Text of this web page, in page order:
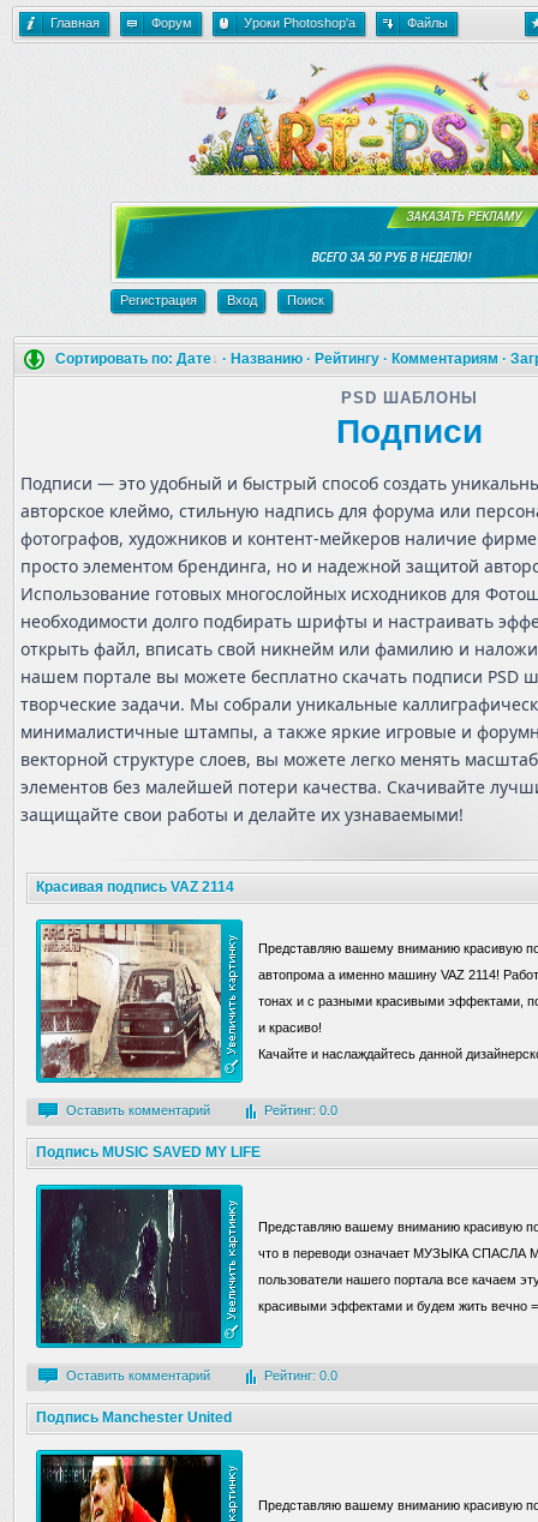
Главная Форум Уроки Photoshop'a Файлы
Регистрация Вход Поиск
Сортировать по: Дате · Названию · Рейтингу · Комментариям ·
PSD ШАБЛОНЫ
Подписи
Подписи — это удобный и быстрый способ создать
авторское клеймо, стильную надпись для форума или
фотографов, художников и контент-мейкеров наличие
просто элементом брендинга, но и надежной защитой
Использование готовых многослойных исходников для
необходимости долго подбирать шрифты и настраивать
открыть файл, вписать свой никнейм или фамилию и
нашем портале вы можете бесплатно скачать подписи
творческие задачи. Мы собрали уникальные
минималистичные штампы, а также яркие игровые и
векторной структуре слоев, вы можете легко менять
элементов без малейшей потери качества. Скачивайте
защищайте свои работы и делайте их узнаваемыми!
Красивая подпись VAZ 2114
Представляю вашему вниманию красивую
автопрома а именно машину VAZ 2114!
тонах и с разными красивыми эффектами,
и красиво!
Качайте и наслаждайтесь данной
Оставить комментарий Рейтинг: 0.0
Подпись MUSIC SAVED MY LIFE
Представляю вашему вниманию красивую
что в переводи означает МУЗЫКА СПАСЛА
пользователи нашего портала все качаем
красивыми эффектами и будем жить вечно
Оставить комментарий Рейтинг: 0.0
Подпись Manchester United
Представляю вашему вниманию красивую